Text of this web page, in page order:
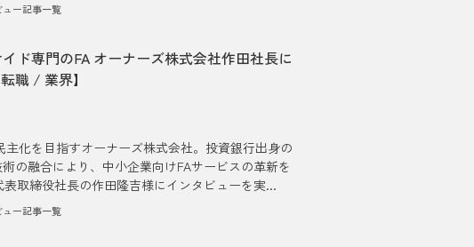
ー記事一覧
ド専門のFA オーナーズ株式会社作田社長に
職 / 業界】
化を目指すオーナーズ株式会社。投資銀行出身の
の融合により、中小企業向けFAサービスの革新を
取締役社長の作田隆吉様にインタビューを実...
ー記事一覧